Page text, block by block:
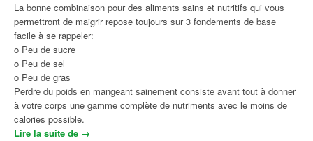
La bonne combinaison pour des aliments sains et nutritifs qui vous
permettront de maigrir repose toujours sur 3 fondements de base
facile à se rappeler:
o Peu de sucre
o Peu de sel
o Peu de gras
Perdre du poids en mangeant sainement consiste avant tout à donner
à votre corps une gamme complète de nutriments avec le moins de
calories possible.
Lire la suite de « Les secrets d’une alimentation équilibrée, Que faut
→